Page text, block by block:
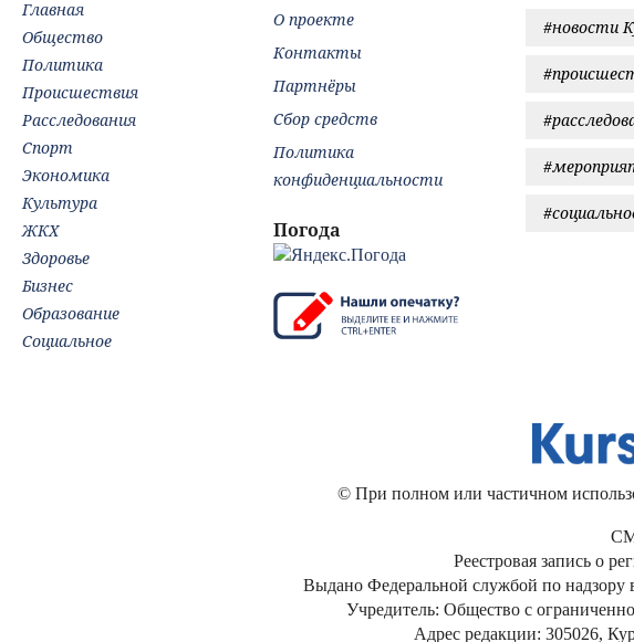
#новости
Главная
Общество
Политика
Происшествия
Расследования
Спорт
Экономика
Культура
ЖКХ
Здоровье
Бизнес
Образование
Социальное
О проекте
Контакты
Партнёры
Сбор средств
Политика
конфиденциальности
Погода
© При полном или частичном
Реестровая запись о
Выдано Федеральной службой по
Учредитель: Общество с
Адрес редакции: 305026,